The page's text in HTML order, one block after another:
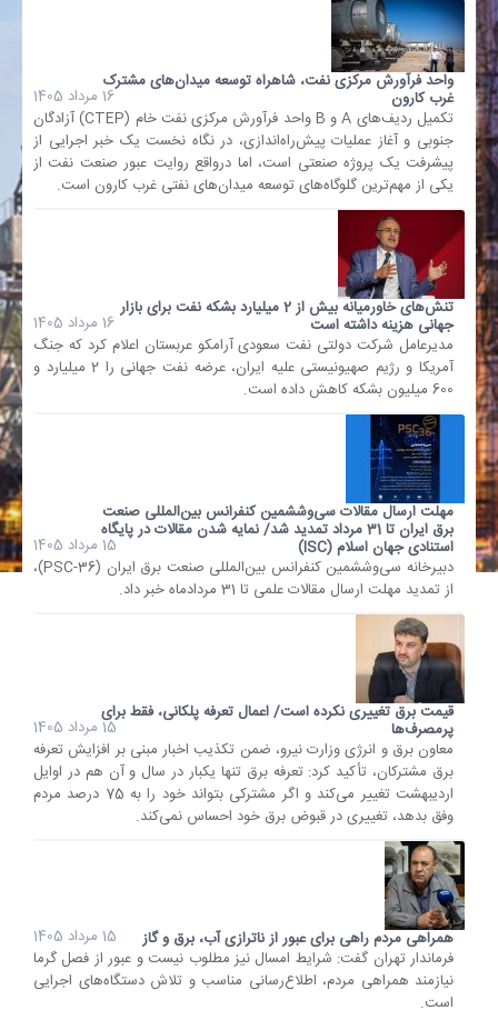
واحد فرآورش مرکزی نفت، شاهراه توسعه میدان‌های مشترک
غرب کارون
16 مرداد 1405
تکمیل ردیف‌های A و B واحد فرآورش مرکزی نفت خام (CTEP) آزادگان
جنوبی و آغاز عملیات پیش‌راه‌اندازی، در نگاه نخست یک خبر اجرایی از
پیشرفت یک پروژه صنعتی است، اما درواقع روایت عبور صنعت نفت از
یکی از مهم‌ترین گلوگاه‌های توسعه میدان‌های نفتی غرب کارون است.
تنش‌های خاورمیانه بیش از 2 میلیارد بشکه نفت برای بازار
جهانی هزینه داشته است
16 مرداد 1405
مدیرعامل شرکت دولتی نفت سعودی آرامکو عربستان اعلام کرد که جنگ
آمریکا و رژیم صهیونیستی علیه ایران، عرضه نفت جهانی را 2 میلیارد و
600 میلیون بشکه کاهش داده است.
مهلت ارسال مقالات سی‌وششمین کنفرانس بین‌المللی صنعت
برق ایران تا 31 مرداد تمدید شد/ نمایه شدن مقالات در پایگاه
استنادی جهان اسلام (ISC)
15 مرداد 1405
دبیرخانه سی‌وششمین کنفرانس بین‌المللی صنعت برق ایران (PSC-36)،
از تمدید مهلت ارسال مقالات علمی تا 31 مردادماه خبر داد.
قیمت برق تغییری نکرده است/ اعمال تعرفه پلکانی، فقط برای
پرمصرف‌ها
15 مرداد 1405
معاون برق و انرژی وزارت نیرو، ضمن تکذیب اخبار مبنی بر افزایش تعرفه
برق مشترکان، تأکید کرد: تعرفه برق تنها یکبار در سال و آن هم در اوایل
اردیبهشت تغییر می‌کند و اگر مشترکی بتواند خود را به 75 درصد مردم
وفق بدهد، تغییری در قبوض برق خود احساس نمی‌کند.
همراهی مردم راهی برای عبور از ناترازی آب، برق و گاز
15 مرداد 1405
فرماندار تهران گفت: شرایط امسال نیز مطلوب نیست و عبور از فصل گرما
نیازمند همراهی مردم، اطلاع‌رسانی مناسب و تلاش دستگاه‌های اجرایی
است.